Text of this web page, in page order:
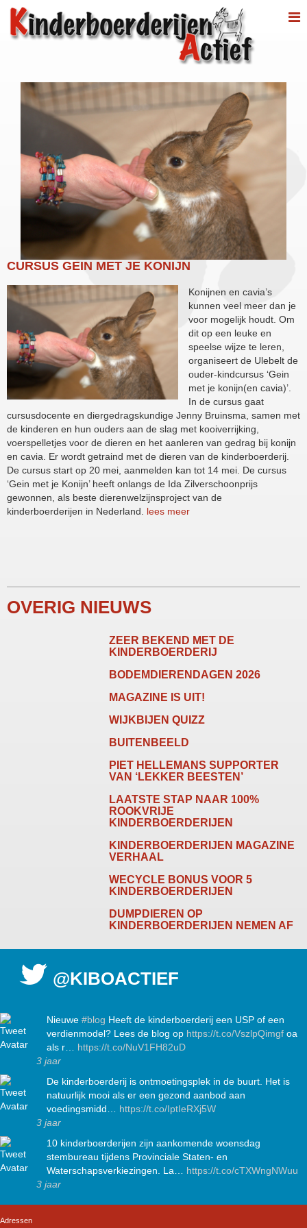
CURSUS GEIN MET JE KONIJN
Konijnen en cavia’s
kunnen veel meer dan je
voor mogelijk houdt. Om
dit op een leuke en
speelse wijze te leren,
organiseert de Ulebelt de
ouder-kindcursus ‘Gein
met je konijn(en cavia)’.
In de cursus gaat
cursusdocente en diergedragskundige Jenny Bruinsma, samen met
de kinderen en hun ouders aan de slag met kooiverrijking,
voerspelletjes voor de dieren en het aanleren van gedrag bij konijn
en cavia. Er wordt getraind met de dieren van de kinderboerderij.
De cursus start op 20 mei, aanmelden kan tot 14 mei. De cursus
‘Gein met je Konijn’ heeft onlangs de Ida Zilverschoonprijs
gewonnen, als beste dierenwelzijnsproject van de
kinderboerderijen in Nederland. lees meer
OVERIG NIEUWS
ZEER BEKEND MET DE
KINDERBOERDERIJ
BODEMDIERENDAGEN 2026
MAGAZINE IS UIT!
WIJKBIJEN QUIZZ
BUITENBEELD
PIET HELLEMANS SUPPORTER
VAN ‘LEKKER BEESTEN’
LAATSTE STAP NAAR 100%
ROOKVRIJE
KINDERBOERDERIJEN
KINDERBOERDERIJEN MAGAZINE
VERHAAL
WECYCLE BONUS VOOR 5
KINDERBOERDERIJEN
DUMPDIEREN OP
KINDERBOERDERIJEN NEMEN AF
@KIBOACTIEF
Nieuwe #blog Heeft de kinderboerderij een USP of een
verdienmodel? Lees de blog op https://t.co/VszlpQimgf oa
als r… https://t.co/NuV1FH82uD
3 jaar
De kinderboerderij is ontmoetingsplek in de buurt. Het is
natuurlijk mooi als er een gezond aanbod aan
voedingsmidd… https://t.co/IptIeRXj5W
3 jaar
10 kinderboerderijen zijn aankomende woensdag
stembureau tijdens Provinciale Staten- en
Waterschapsverkiezingen. La… https://t.co/cTXWngNWuu
3 jaar
Adressen